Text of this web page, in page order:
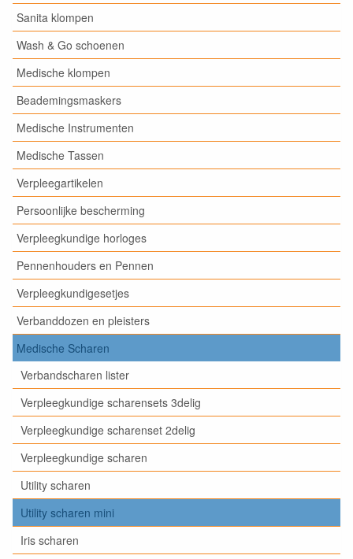
Sanita klompen
Wash & Go schoenen
Medische klompen
Beademingsmaskers
Medische Instrumenten
Medische Tassen
Verpleegartikelen
Persoonlijke bescherming
Verpleegkundige horloges
Pennenhouders en Pennen
Verpleegkundigesetjes
Verbanddozen en pleisters
Medische Scharen
Verbandscharen lister
Verpleegkundige scharensets 3delig
Verpleegkundige scharenset 2delig
Verpleegkundige scharen
Utility scharen
Utility scharen mini
Iris scharen